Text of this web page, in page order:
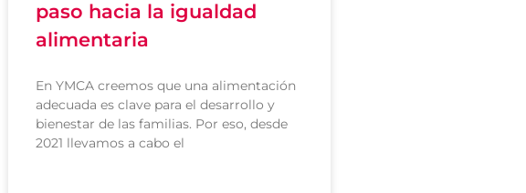
paso hacia la igualdad
alimentaria
En YMCA creemos que una alimentación
adecuada es clave para el desarrollo y
bienestar de las familias. Por eso, desde
2021 llevamos a cabo el